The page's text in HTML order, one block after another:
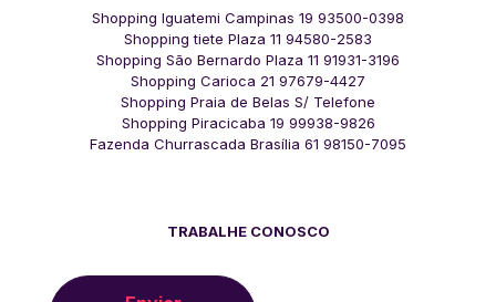
Shopping Iguatemi Campinas 19 93500-0398
Shopping tiete Plaza 11 94580-2583
Shopping São Bernardo Plaza 11 91931-3196
Shopping Carioca 21 97679-4427
Shopping Praia de Belas S/ Telefone
Shopping Piracicaba 19 99938-9826
Fazenda Churrascada Brasília 61 98150-7095
TRABALHE CONOSCO